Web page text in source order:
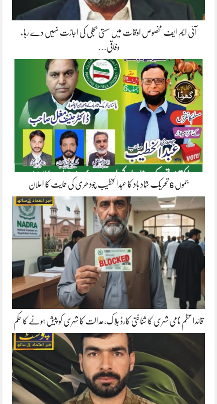
آئی ایم ایف مخصوص اوقات میں سستی بجلی کی اجازت نہیں دے رہا،
وفاقی…
جموں 6 تحریک شاد باد کا عبدالخطیب چودھری کی حمایت کا اعلان
قائداعظم نامی شہری کا شناختی کارڈ بلاک،عدالت کا شہری کو پیش ہونے کا حکم